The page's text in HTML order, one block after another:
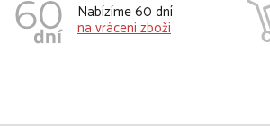
Nabízíme 60 dní
na vrácení zboží